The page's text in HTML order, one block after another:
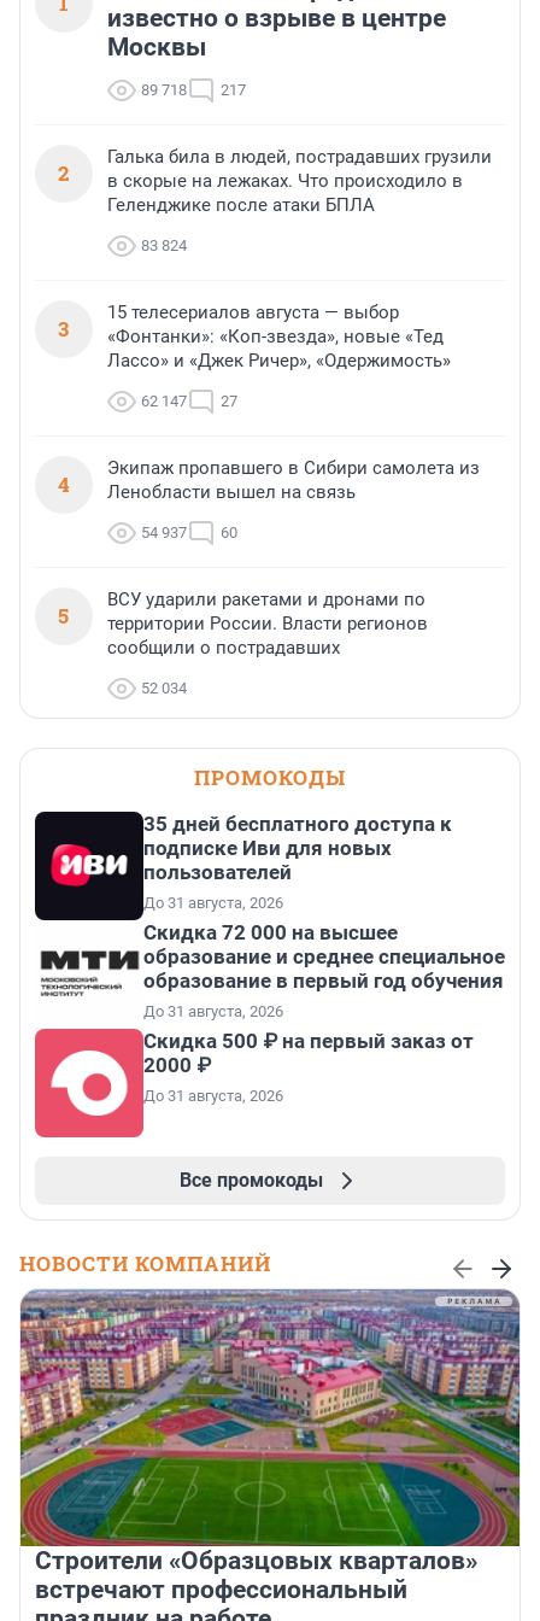
известно о взрыве в центре
Москвы
89 718 217
2
Галька била в людей, пострадавших грузили
в скорые на лежаках. Что происходило в
Геленджике после атаки БПЛА
83 824
3
15 телесериалов августа — выбор
«Фонтанки»: «Коп-звезда», новые «Тед
Лассо» и «Джек Ричер», «Одержимость»
62 147 27
4
Экипаж пропавшего в Сибири самолета из
Ленобласти вышел на связь
54 937 60
5
ВСУ ударили ракетами и дронами по
территории России. Власти регионов
сообщили о пострадавших
52 034
ПРОМОКОДЫ
35 дней бесплатного доступа к
подписке Иви для новых
пользователей
До 31 августа, 2026
Скидка 72 000 на высшее
образование и среднее специальное
образование в первый год обучения
До 31 августа, 2026
Скидка 500 ₽ на первый заказ от
2000 ₽
До 31 августа, 2026
Все промокоды
НОВОСТИ КОМПАНИЙ
Строители «Образцовых кварталов»
встречают профессиональный